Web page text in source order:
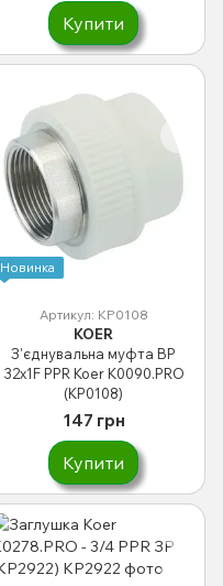
Купити
Новинка
Артикул: KP0108
KOER
З'єднувальна муфта ВР
32x1F PPR Koer K0090.PRO
(KP0108)
147 грн
Купити